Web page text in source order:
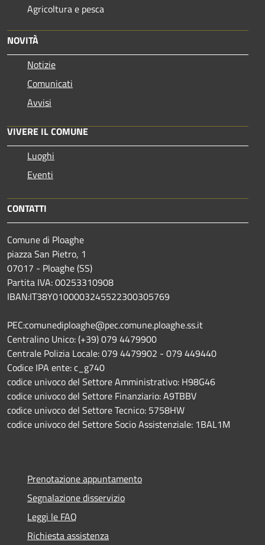
Agricoltura e pesca
NOVITÀ
Notizie
Comunicati
Avvisi
VIVERE IL COMUNE
Luoghi
Eventi
CONTATTI
Comune di Ploaghe
piazza San Pietro, 1
07017 - Ploaghe (SS)
Partita IVA: 00253310908
IBAN:IT38Y0100003245522300305769
PEC:comunediploaghe@pec.comune.ploaghe.ss.it
Centralino Unico: (+39) 079 4479900
Centrale Polizia Locale: 079 4479902 - 079 449440
Codice IPA ente: c_g740
codice univoco del Settore Amministrativo: H98G46
codice univoco del Settore Finanziario: A9TBBV
codice univoco del Settore Tecnico: 5758HW
codice univoco del Settore Socio Assistenziale: 1BAL1M
Prenotazione appuntamento
Segnalazione disservizio
Leggi le FAQ
Richiesta assistenza